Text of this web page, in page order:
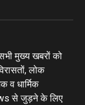
मुख्य खबरों को
लोक
व धार्मिक
से जुड़ने के लिए